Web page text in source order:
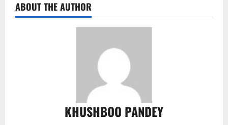
ABOUT THE AUTHOR
KHUSHBOO PANDEY